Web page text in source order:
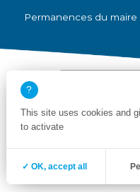
Permanences du
Mentions légales
This site uses cookies and
to activate
✓ OK, accept all